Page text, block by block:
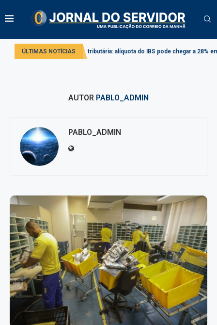
ÚLTIMAS NOTÍCIAS
Reforma tributária: alíquota do IBS pode chegar a 28% em 2033
AUTOR PABLO_ADMIN
PABLO_ADMIN